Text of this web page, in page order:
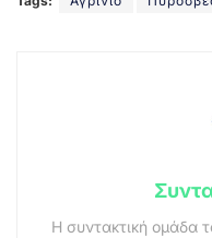
Η συντακτική ομάδα